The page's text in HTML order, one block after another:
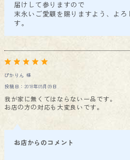
届けして参りますので
末永いご愛顧を賜りますよう、よろ
す。
ぴかりん 様
投稿日：2018年05月09日
我が家に無くてはならない一品です。
お店の方の対応も大変良いです。
お店からのコメント